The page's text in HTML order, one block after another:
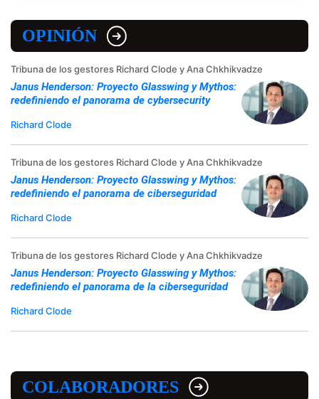
OPINIÓN
Tribuna de los gestores Richard Clode y Ana Chkhikvadze
Janus Henderson: Proyecto Glasswing y Mythos:
redefiniendo el panorama de cybersecurity
Richard Clode
Tribuna de los gestores Richard Clode y Ana Chkhikvadze
Janus Henderson: Proyecto Glasswing y Mythos:
redefiniendo el panorama de ciberseguridad
Richard Clode
Tribuna de los gestores Richard Clode y Ana Chkhikvadze
Janus Henderson: Proyecto Glasswing y Mythos:
redefiniendo el panorama de la ciberseguridad
Richard Clode
COLABORADORES